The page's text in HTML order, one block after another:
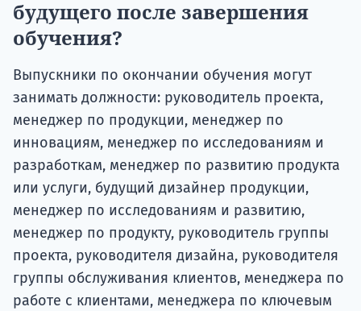
будущего после завершения
обучения?
Выпускники по окончании обучения могут
занимать должности: руководитель проекта,
менеджер по продукции, менеджер по
инновациям, менеджер по исследованиям и
разработкам, менеджер по развитию продукта
или услуги, будущий дизайнер продукции,
менеджер по исследованиям и развитию,
менеджер по продукту, руководитель группы
проекта, руководителя дизайна, руководителя
группы обслуживания клиентов, менеджера по
работе с клиентами, менеджера по ключевым